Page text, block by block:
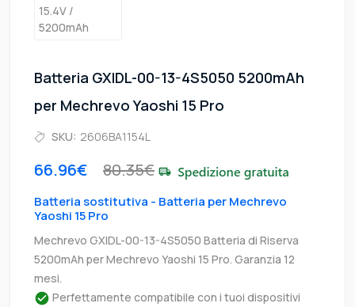
Batteria GXIDL-00-13-4S5050 5200mAh
per Mechrevo Yaoshi 15 Pro
SKU: 2606BA1154L
66.96€ 80.35€
Batteria sostitutiva - Batteria per Mechrevo
Yaoshi 15 Pro
Mechrevo GXIDL-00-13-4S5050 Batteria di Riserva
5200mAh per Mechrevo Yaoshi 15 Pro. Garanzia 12
mesi.
Perfettamente compatibile con i tuoi dispositivi